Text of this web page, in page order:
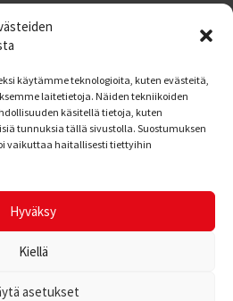
käytämme teknologioita, kuten evästeitä,
laitetietoja. Näiden tekniikoiden
käsitellä tietoja, kuten
tunnuksia tällä sivustolla. Suostumuksen
vaikuttaa haitallisesti tiettyihin
Hyväksy
Kiellä
asetukset